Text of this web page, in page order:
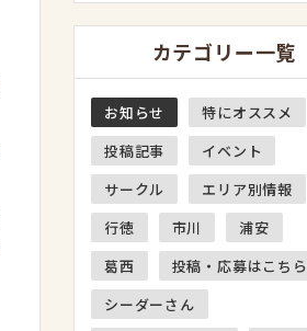
カテゴリー一覧
お知らせ
特にオススメ
投稿記事
イベント
サークル
エリア別情報
行徳
市川
浦安
葛西
投稿・応募はこちら
シーダーさん